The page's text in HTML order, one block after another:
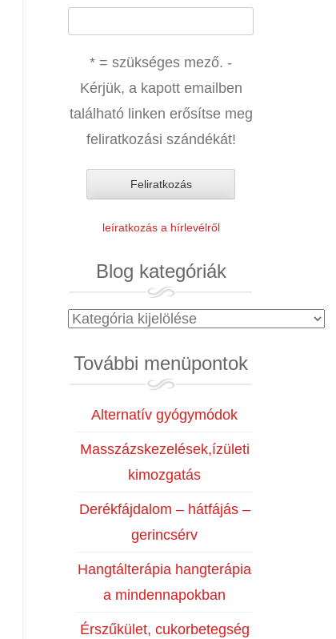
* = szükséges mező. -
Kérjük, a kapott emailben
található linken erősítse meg
feliratkozási szándékát!
leíratkozás a hírlevélről
Blog kategóriák
Blog
További menüpontok
Alternatív gyógymódok
Masszázskezelések,ízületi
kimozgatás
Derékfájdalom – hátfájás –
gerincsérv
Hangtálterápia hangterápia
a mindennapokban
Érszűkület, cukorbetegség